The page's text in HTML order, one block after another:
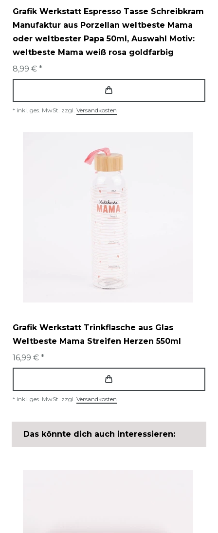
Grafik Werkstatt Espresso Tasse Schreibkram
Manufaktur aus Porzellan weltbeste Mama
oder weltbester Papa 50ml, Auswahl Motiv:
weltbeste Mama weiß rosa goldfarbig
8,99 € *
* inkl. ges. MwSt. zzgl. Versandkosten
Grafik Werkstatt Trinkflasche aus Glas
Weltbeste Mama Streifen Herzen 550ml
16,99 € *
* inkl. ges. MwSt. zzgl. Versandkosten
Das könnte dich auch interessieren: